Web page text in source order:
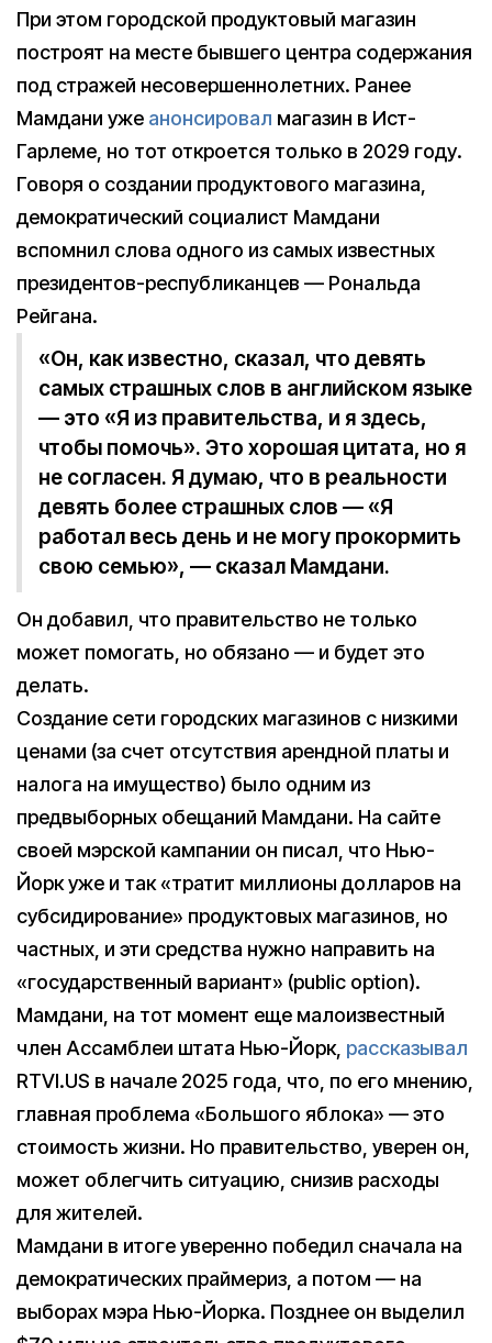
При этом городской продуктовый магазин
построят на месте бывшего центра содержания
под стражей несовершеннолетних. Ранее
Мамдани уже анонсировал магазин в Ист-
Гарлеме, но тот откроется только в 2029 году.
Говоря о создании продуктового магазина,
демократический социалист Мамдани
вспомнил слова одного из самых известных
президентов-республиканцев — Рональда
Рейгана.
«Он, как известно, сказал, что девять
самых страшных слов в английском языке
— это «Я из правительства, и я здесь,
чтобы помочь». Это хорошая цитата, но я
не согласен. Я думаю, что в реальности
девять более страшных слов — «Я
работал весь день и не могу прокормить
свою семью», — сказал Мамдани.
Он добавил, что правительство не только
может помогать, но обязано — и будет это
делать.
Создание сети городских магазинов с низкими
ценами (за счет отсутствия арендной платы и
налога на имущество) было одним из
предвыборных обещаний Мамдани. На сайте
своей мэрской кампании он писал, что Нью-
Йорк уже и так «тратит миллионы долларов на
субсидирование» продуктовых магазинов, но
частных, и эти средства нужно направить на
«государственный вариант» (public option).
Мамдани, на тот момент еще малоизвестный
член Ассамблеи штата Нью-Йорк, рассказывал
RTVI.US в начале 2025 года, что, по его мнению,
главная проблема «Большого яблока» — это
стоимость жизни. Но правительство, уверен он,
может облегчить ситуацию, снизив расходы
для жителей.
Мамдани в итоге уверенно победил сначала на
демократических праймериз, а потом — на
выборах мэра Нью-Йорка. Позднее он выделил